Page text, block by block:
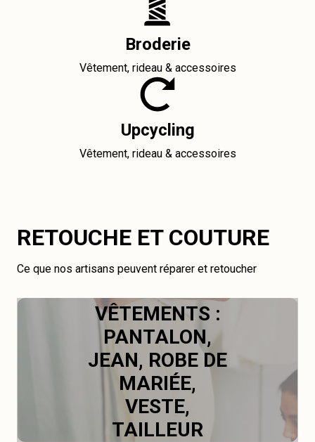
Broderie
Vêtement, rideau & accessoires
Upcycling
Vêtement, rideau & accessoires
RETOUCHE ET COUTURE
Ce que nos artisans peuvent réparer et retoucher
VÊTEMENTS :
PANTALON,
JEAN, ROBE DE
MARIÉE,
VESTE,
TAILLEUR